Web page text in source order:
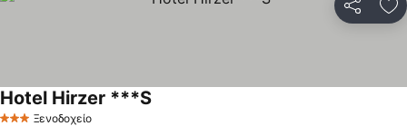
Ξενοδοχείο
Hotel Hirzer ***S